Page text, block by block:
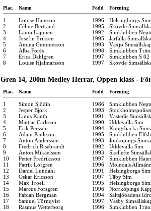
Plac. Namn Född Förening
1 Louise Hansson 1996
Helsingborgs
2
Céline Bertrand 1995
Skövde
3
Laura Lajunen 1992
Simklubben
4
Josefin Eriksen 1995
Järfälla
5
Amina Gummesson 1993
Växjö
6
Alba Forés 1998
Simklubben
7
Erica Dahlgren 1997
Simklubben S 02
8
Louise Hjalmarsson 1997 Skövde
Gren 14, 200m Medley Herrar, Öppen klass -
Plac. Namn Född Förening
1 Simon Sjödin 1986
Simklubben
2
Jesper Björk 1993
3
Linus Kanth 1991
Västerås
4
Mattias Carlsson 1990
Uddevalla Sim
5
Erik Persson 1994
Kungsbacka
6
Adam Paulsson 1995
Simklubben
7
Anton Andersson 1993
Jönköpings
8
Fredrich Risebrandt 1992
Uddevalla Sim
9
Anton Mikaelsson 1993
Skellefte
10
Petter Fredriksson 1997
Simklubben
11
Patrik Löfgren 1996
Mölndals
12
Daniel Lundahl 1991
Helsingborgs
13
Oskar Ericsson 1997
Täby Sim
14
Max Troell 1995
Helsingborgs
15
Marcus Forsgren 1996
Norrköpings
16
Fabian Bergman 1994
Saltsjöbadens
17
Samuel Törnqvist 1997
Väsby
18
Rasmus Wetterborg 1996
Simklubben